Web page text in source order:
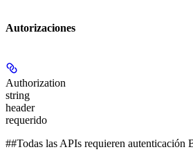
Autorizaciones
Authorization
string
header
requerido
##Todas las APIs requieren autenticación